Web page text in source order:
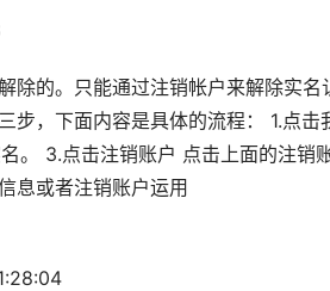
除的。只能通过注销帐户来解除实
步，下面内容是具体的流程： 1.点击
。 3.点击注销账户 点击上面的注销
息或者注销账户运用